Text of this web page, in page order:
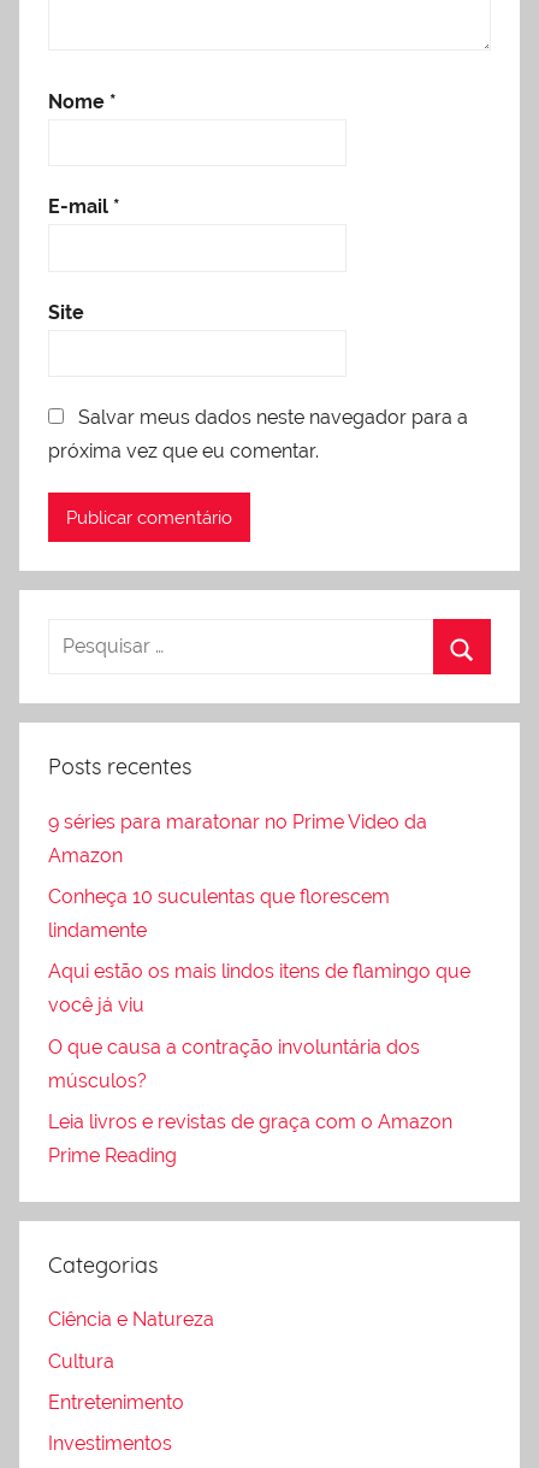
Nome *
E-mail *
Site
Salvar meus dados neste navegador para a
próxima vez que eu comentar.
Posts recentes
9 séries para maratonar no Prime Video da
Amazon
Conheça 10 suculentas que florescem
lindamente
Aqui estão os mais lindos itens de flamingo que
você já viu
O que causa a contração involuntária dos
músculos?
Leia livros e revistas de graça com o Amazon
Prime Reading
Categorias
Ciência e Natureza
Cultura
Entretenimento
Investimentos